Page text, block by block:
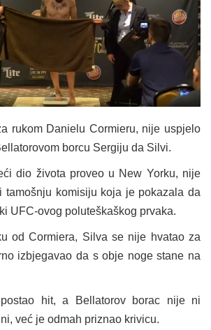
rukom Danielu Cormieru, nije uspjelo
borcu Sergiju da Silvi.
dio života proveo u New Yorku, nije
tamošnju komisiju koja je pokazala da
UFC-ovog poluteškaškog prvaka.
od Cormiera, Silva se nije hvatao za
izbjegavao da s obje noge stane na
hit, a Bellatorov borac nije ni
već je odmah priznao krivicu.